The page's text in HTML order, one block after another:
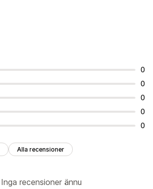
0
0
0
0
0
Alla recensioner
Inga recensioner ännu